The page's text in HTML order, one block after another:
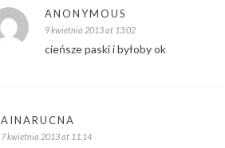
ANONYMOUS
9 kwietnia 2013 at 13:02
cieńsze paski i byłoby ok
AINARUCNA
7 kwietnia 2013 at 11:14